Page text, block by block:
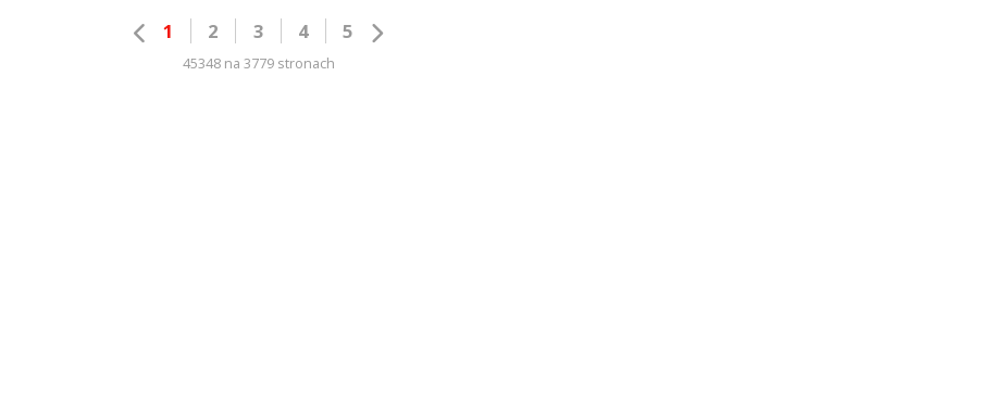
1 2 3 4 5
45348 na 3779 stronach